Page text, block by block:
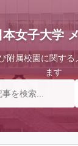
女子大学
附属校園に関す
ます